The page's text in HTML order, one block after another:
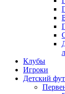
Клубы
Игроки
Детский